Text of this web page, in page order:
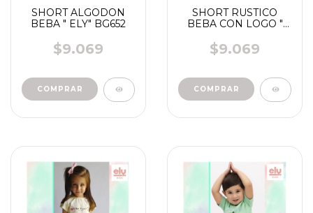
SHORT ALGODON
BEBA " ELY" BG652
$9.069
SHORT RUSTICO
BEBA CON LOGO "
BG682
$9.069